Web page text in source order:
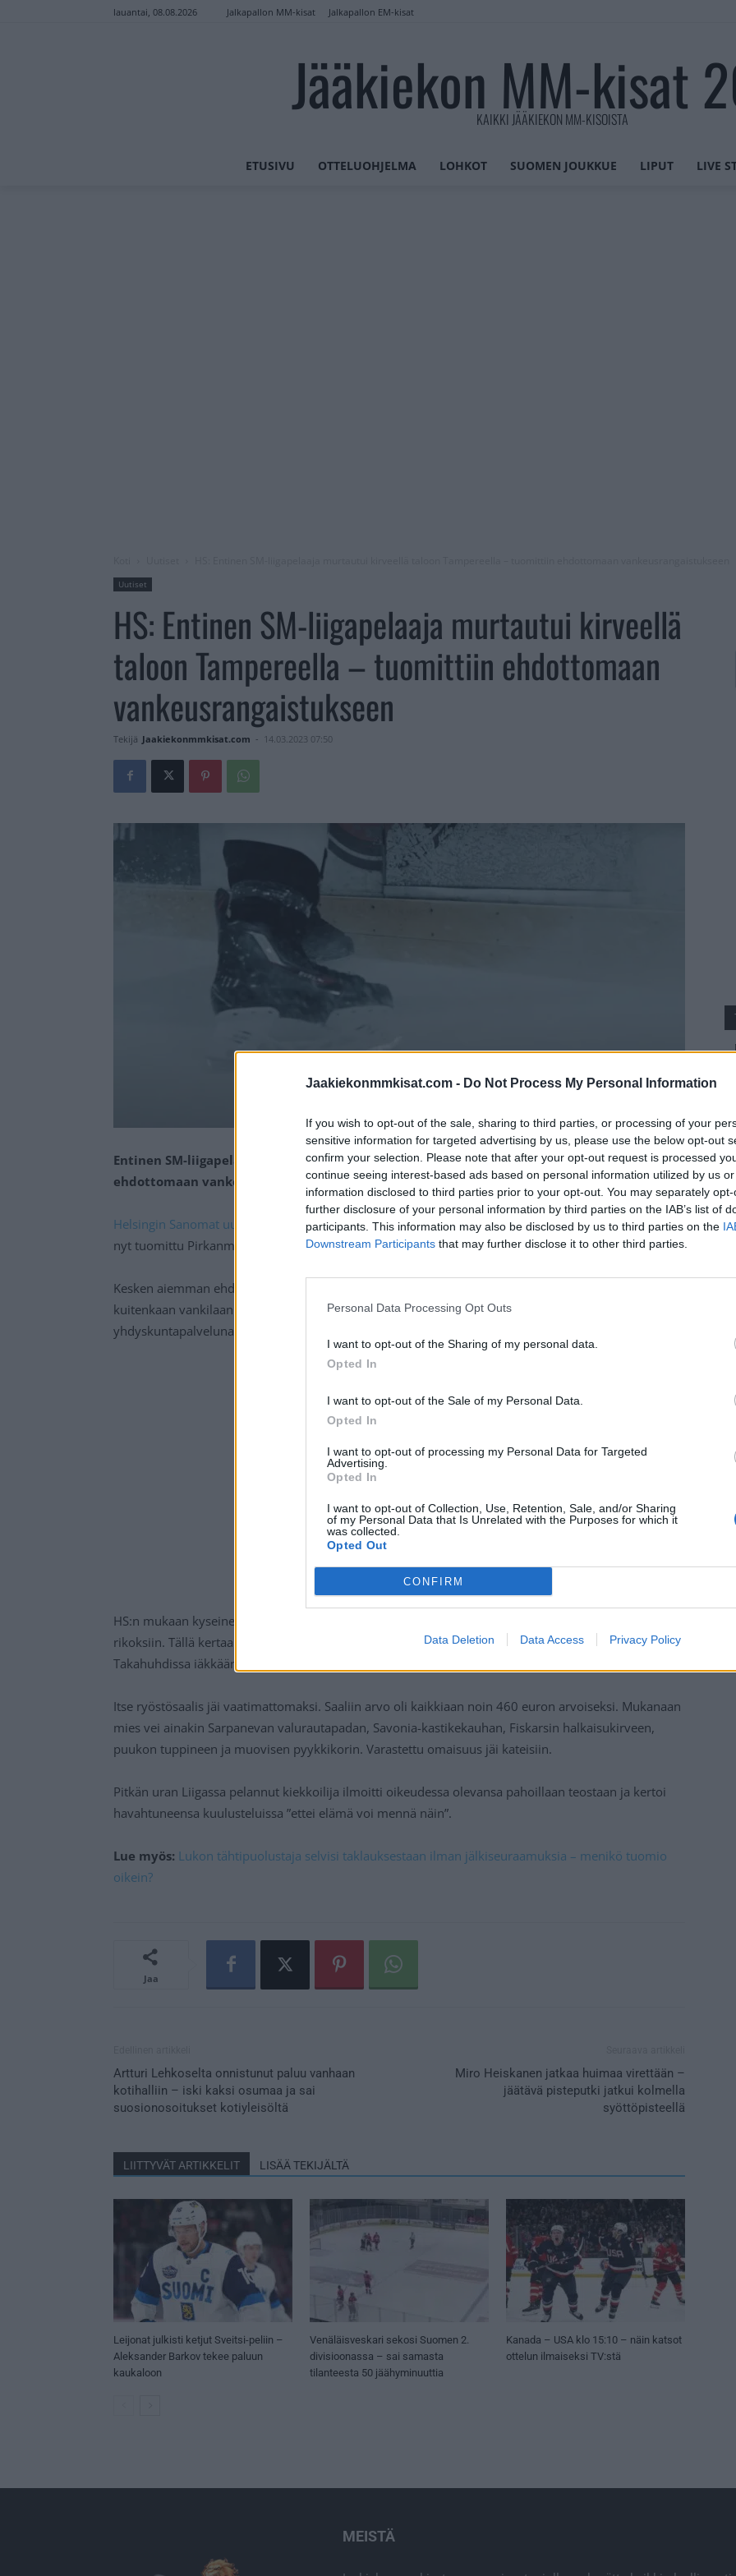
Jaakiekonmmkisat.com - Do Not Process My Personal Information
If you wish to opt-out of the sale, sharing to third parties, or processing of your
sensitive information for targeted advertising by us, please use the below opt-out
confirm your selection. Please note that after your opt-out request is processed
continue seeing interest-based ads based on personal information utilized by us
information disclosed to third parties prior to your opt-out. You may separately
further disclosure of your personal information by third parties on the IAB’s list of
participants. This information may also be disclosed by us to third parties on the
Downstream Participants that may further disclose it to other third parties.
Personal Data Processing Opt Outs
I want to opt-out of the Sharing of my personal data.
Opted In
I want to opt-out of the Sale of my Personal Data.
Opted In
I want to opt-out of processing my Personal Data for Targeted
Advertising.
Opted In
I want to opt-out of Collection, Use, Retention, Sale, and/or Sharing
of my Personal Data that Is Unrelated with the Purposes for which it
was collected.
Opted Out
CONFIRM
Data Deletion Data Access Privacy Policy
lauantai, 08.08.2026 Jalkapallon MM-kisat Jalkapallon EM-kisat
Jääkiekon MM-kisat
KAIKKI JÄÄKIEKON MM-KISOISTA
ETUSIVU OTTELUOHJELMA LOHKOT SUOMEN JOUKKUE LIPUT LIVE
Uutiset
HS: Entinen SM-liigapelaaja murtautui kirveellä
taloon Tampereella – tuomittiin ehdottomaan
vankeusrangaistukseen
Tekijä Jaakiekonmmkisat.com - 14.03.2023 07:50
Entinen SM-liigapelaaja on tuomittu törkeästä varkaudesta kuuden kuukauden
ehdottomaan vankeusrangaistukseen.
Helsingin Sanomat uutisoi
törkeään varkauteen syyllistyneestä entisestä SM-liigapelaajasta, joka on
nyt tuomittu Pirkanmaan käräjillä ehdottomaan kuuden kuukauden vankeusrangaistukseen.
Kesken aiemman ehdonalaisen tuomion koeajan rikokseen syyllistynyt entinen SM-liigapelaaja ei
kuitenkaan vankilaan joudu, vaan noin 40-vuotias mies suorittaa vankeusrangaistuksensa
yhdyskuntapalveluna.
HS:n mukaan kyseinen entinen Liigan runkopelaaja on syyllistynyt viime vuosien aikana useisiin
rikoksiin. Tällä kertaa tuoreimmassa rikoksessa mies murtautui kirveen avulla Tampereen
Takahuhdissa iäkkään pariskunnan omakotitaloon keskellä yötä 10. maaliskuuta viime vuonna.
Itse ryöstösaalis jäi vaatimattomaksi. Saaliin arvo oli kaikkiaan noin 460 euron arvoiseksi. Mukanaan
mies vei ainakin Sarpanevan valurautapadan, Savonia-kastikekauhan, Fiskarsin halkaisukirveen,
puukon tuppineen ja muovisen pyykkikorin. Varastettu omaisuus jäi kateisiin.
Pitkän uran Liigassa pelannut kiekkoilija ilmoitti oikeudessa olevansa pahoillaan teostaan ja kertoi
havahtuneensa kuulusteluissa ”ettei elämä voi mennä näin”.
Lue myös: Lukon tähtipuolustaja selvisi taklauksestaan ilman jälkiseuraamuksia – menikö tuomio
oikein?
Jaa
Artturi Lehkoselta onnistunut paluu vanhaan
kotihalliin – iski kaksi osumaa ja sai
suosionosoitukset kotiyleisöltä
Miro Heiskanen jatkaa huimaa virettään –
jäätävä pisteputki jatkui kolmella
syöttöpisteellä
LIITTYVÄT ARTIKKELIT LISÄÄ TEKIJÄLTÄ
Leijonat julkisti ketjut Sveitsi-peliin –
Aleksander Barkov tekee paluun
kaukaloon
Venäläisveskari sekosi Suomen 2.
divisioonassa – sai samasta
tilanteesta 50 jäähyminuuttia
Kanada – USA klo 15:10 – näin katsot
ottelun ilmaiseksi TV:stä
MEISTÄ